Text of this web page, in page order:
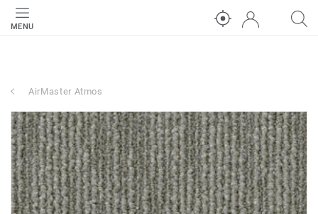
MENU
AirMaster Atmos